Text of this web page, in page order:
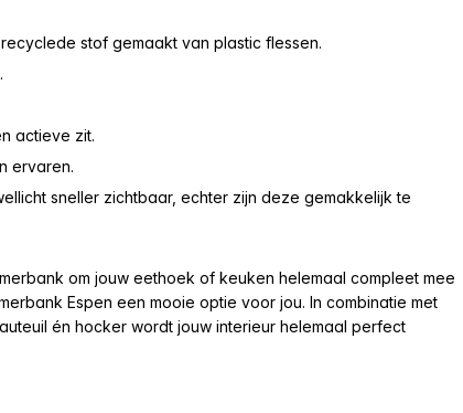
stof gemaakt van plastic flessen.
actieve zit.
ervaren.
sneller zichtbaar, echter zijn deze gemakkelijk te
om jouw eethoek of keuken helemaal compleet mee
Espen een mooie optie voor jou. In combinatie met
én hocker wordt jouw interieur helemaal perfect